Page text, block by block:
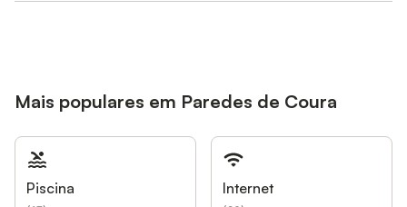
Mais populares em Paredes de Coura
Piscina Internet